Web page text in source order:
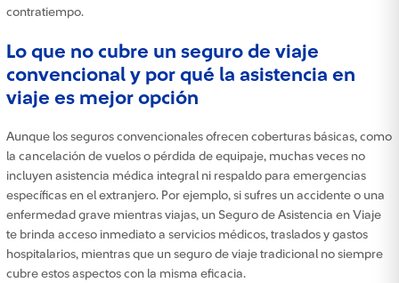
contratiempo.
Lo que no cubre un seguro de viaje
convencional y por qué la asistencia en
viaje es mejor opción
Aunque los seguros convencionales ofrecen coberturas básicas, como
la cancelación de vuelos o pérdida de equipaje, muchas veces no
incluyen asistencia médica integral ni respaldo para emergencias
específicas en el extranjero. Por ejemplo, si sufres un accidente o una
enfermedad grave mientras viajas, un Seguro de Asistencia en Viaje
te brinda acceso inmediato a servicios médicos, traslados y gastos
hospitalarios, mientras que un seguro de viaje tradicional no siempre
cubre estos aspectos con la misma eficacia.